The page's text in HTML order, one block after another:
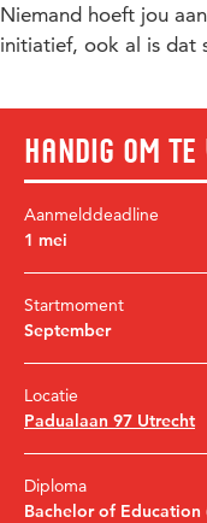
Niemand hoeft jou
initiatief, ook al is dat
Handig om
Aanmelddeadline
1 mei
Startmoment
September
Locatie
Padualaan 97 Utrecht
Diploma
Bachelor of Education